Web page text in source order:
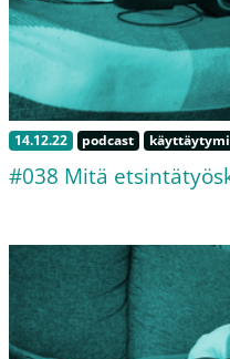
14.12.22 podcast
#038 Mitä